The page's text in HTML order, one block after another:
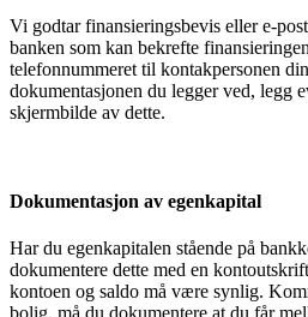
Vi godtar finansieringsbevis eller e-
banken som kan bekrefte
telefonnummeret til kontakpersonen
dokumentasjonen du legger ved, legg
skjermbilde av dette.
Dokumentasjon av egenkapital
Har du egenkapitalen stående på
dokumentere dette med en
kontoen og saldo må være synlig.
bolig, må du dokumentere at du får